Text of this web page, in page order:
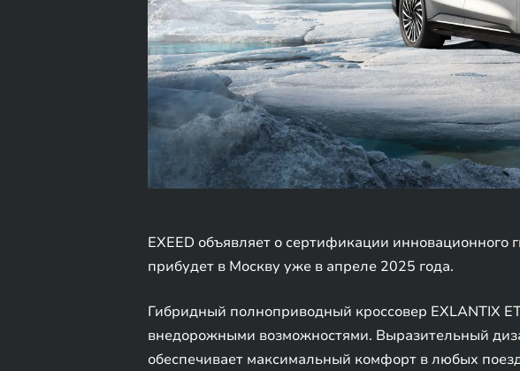
EXEED объявляет о сертификации инновационного
прибудет в Москву уже в апреле 2025 года.
Гибридный полноприводный кроссовер EXLANTIX
внедорожными возможностями. Выразительный
обеспечивает максимальный комфорт в любых